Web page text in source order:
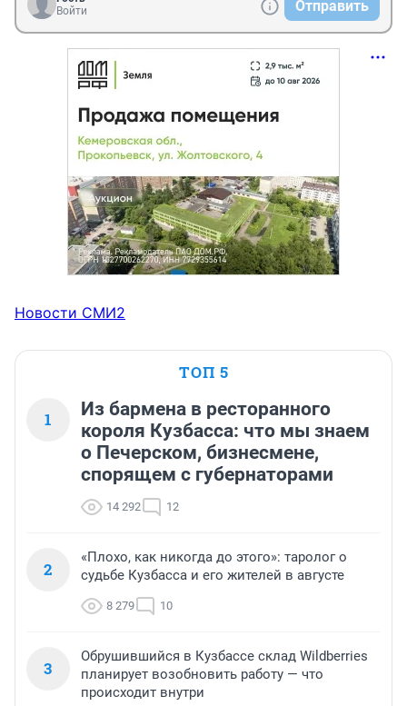
Войти
Отправить
Новости СМИ2
ТОП 5
1
Из бармена в ресторанного
короля Кузбасса: что мы знаем
о Печерском, бизнесмене,
спорящем с губернаторами
14 292 12
2
«Плохо, как никогда до этого»: таролог о
судьбе Кузбасса и его жителей в августе
8 279 10
3
Обрушившийся в Кузбассе склад Wildberries
планирует возобновить работу — что
происходит внутри